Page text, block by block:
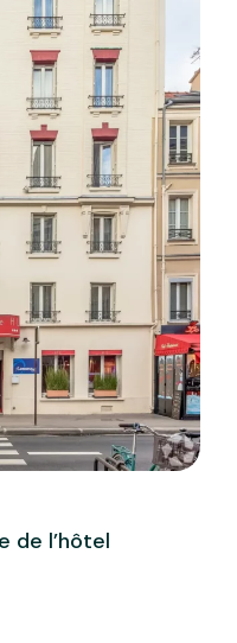
de l’hôtel